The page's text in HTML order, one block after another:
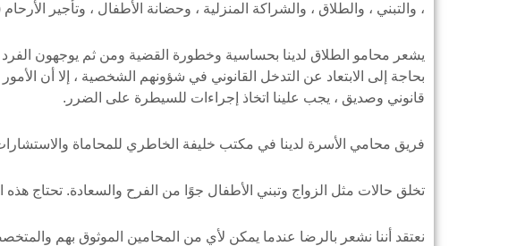
، والتبني ، والطلاق ، والشراكة المنزلية ، وحضانة الأطفال ، وتأجير
يشعر محامو الطلاق لدينا بحساسية وخطورة القضية ومن ثم يوجهون
بحاجة إلى الابتعاد عن التدخل القانوني في شؤونهم الشخصية ، إلا أن
قانوني وصديق ، يجب علينا اتخاذ إجراءات للسيطرة على الضرر.
فريق محامي الأسرة لدينا في مكتب خليفة الخاطري للمحاماة
تخلق حالات مثل الزواج وتبني الأطفال جوًا من الفرح والسعادة. تحتاج هذه
نعتقد أننا نشعر بالرضا عندما يمكن لأي من المحامين الموثوق بهم